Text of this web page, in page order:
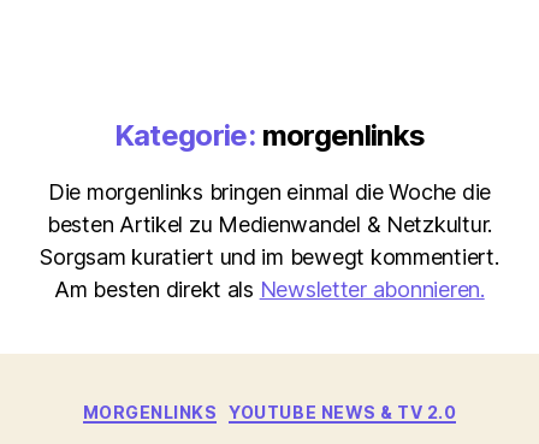
Kategorie: morgenlinks
Die morgenlinks bringen einmal die Woche die
besten Artikel zu Medienwandel & Netzkultur.
Sorgsam kuratiert und im bewegt kommentiert.
Am besten direkt als Newsletter abonnieren.
Kategorien
MORGENLINKS YOUTUBE NEWS & TV 2.0